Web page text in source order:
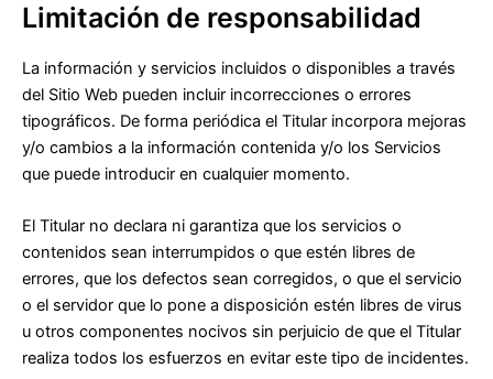
Limitación de responsabilidad
La información y servicios incluidos o disponibles a través
del Sitio Web pueden incluir incorrecciones o errores
tipográficos. De forma periódica el Titular incorpora mejoras
y/o cambios a la información contenida y/o los Servicios
que puede introducir en cualquier momento.
El Titular no declara ni garantiza que los servicios o
contenidos sean interrumpidos o que estén libres de
errores, que los defectos sean corregidos, o que el servicio
o el servidor que lo pone a disposición estén libres de virus
u otros componentes nocivos sin perjuicio de que el Titular
realiza todos los esfuerzos en evitar este tipo de incidentes.